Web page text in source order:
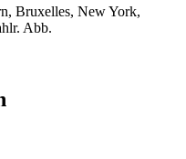
Bruxelles, New York,
Abb.